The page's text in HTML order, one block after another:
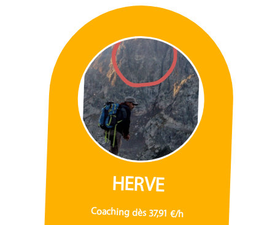
HERVE
Coaching dès 37,91 €/h